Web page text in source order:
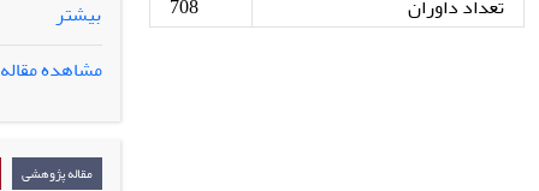
تعداد داوران
708
رحم رده HELA است. از تست MTT، جهت بررسی میزان بقای سلولی استفاده شد. میزان بیان ژن
پوشش‌داده‌
کیتوزان
کافئیک‌
بیشتر
مشاهده مقاله
مقاله پژوهشی